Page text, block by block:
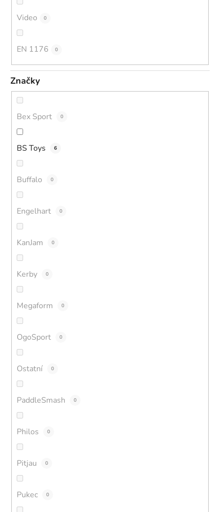
Video 0
EN 1176 0
Značky
Bex Sport 0
BS Toys 6
Buffalo 0
Engelhart 0
KanJam 0
Kerby 0
Megaform 0
OgoSport 0
Ostatní 0
PaddleSmash 0
Philos 0
Pitjau 0
Pukec 0